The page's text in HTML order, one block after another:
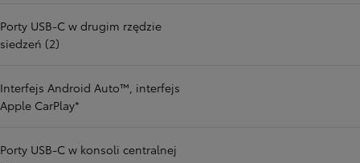
Porty USB-C w drugim rzędzie
siedzeń (2)
Interfejs Android Auto™, interfejs
Apple CarPlay*
Porty USB-C w konsoli centralnej